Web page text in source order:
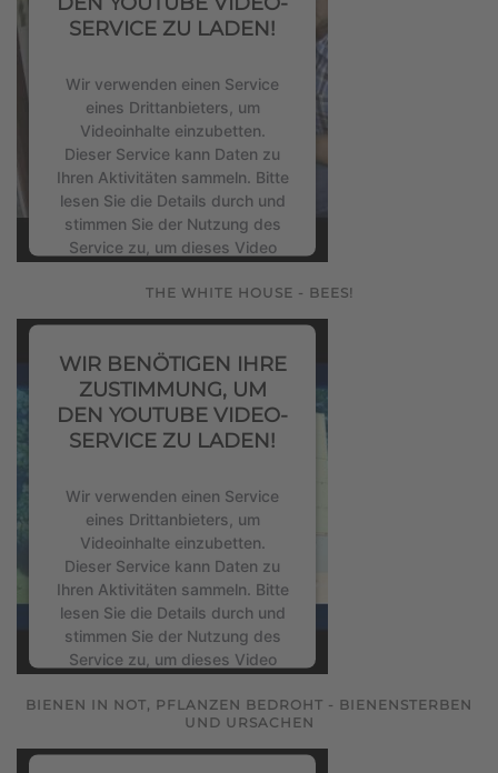
powered byUsercentrics
Consent Management Platform
SERVICE ZU LADEN!
Wir verwenden einen Service
eines Drittanbieters, um
Videoinhalte einzubetten.
Dieser Service kann Daten zu
Ihren Aktivitäten sammeln. Bitte
lesen Sie die Details durch und
stimmen Sie der Nutzung des
Service zu, um dieses Video
Mehr Informationen
Akzeptieren
powered byUsercentrics
Consent Management Platform
THE WHITE HOUSE - BEES!
WIR BENÖTIGEN IHRE
ZUSTIMMUNG, UM
DEN YOUTUBE VIDEO-
SERVICE ZU LADEN!
Wir verwenden einen Service
eines Drittanbieters, um
Videoinhalte einzubetten.
Dieser Service kann Daten zu
Ihren Aktivitäten sammeln. Bitte
lesen Sie die Details durch und
stimmen Sie der Nutzung des
Service zu, um dieses Video
BIENEN IN NOT, PFLANZEN BEDROHT - BIENENSTERBEN
UND URSACHEN